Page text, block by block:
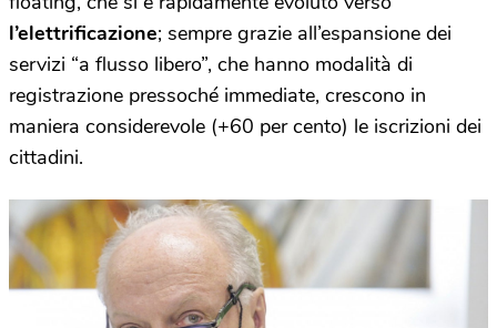
l’elettrificazione; sempre grazie all’espansione dei
servizi “a flusso libero”, che hanno modalità di
registrazione pressoché immediate, crescono in
maniera considerevole (+60 per cento) le iscrizioni dei
cittadini.